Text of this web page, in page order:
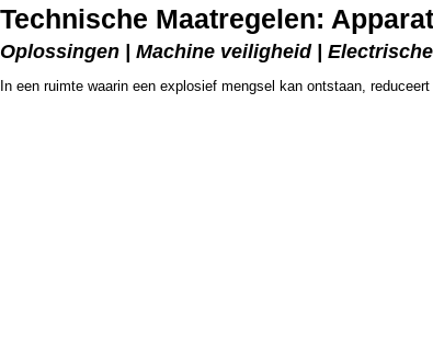
Technische Maatregelen:
Oplossingen | Machine veiligheid |
In een ruimte waarin een explosief mengsel kan ontstaan,